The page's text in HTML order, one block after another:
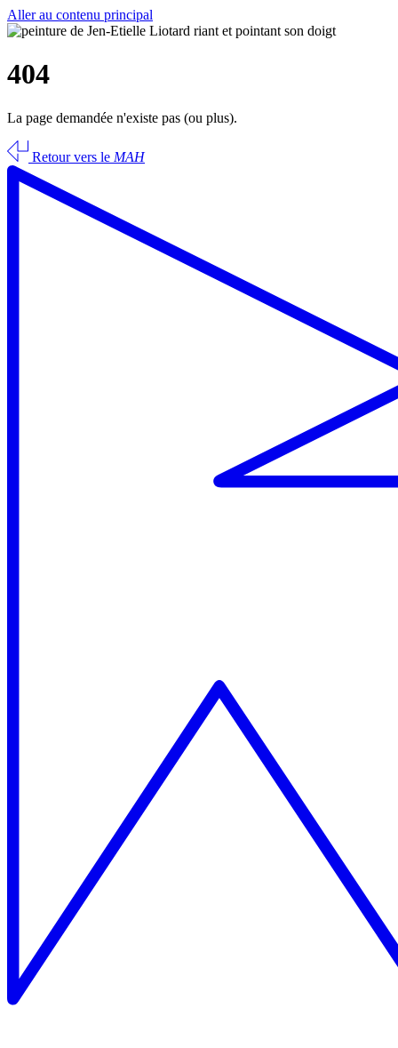
Aller au contenu principal
404
La page demandée n'existe pas (ou plus).
Retour vers le MAH